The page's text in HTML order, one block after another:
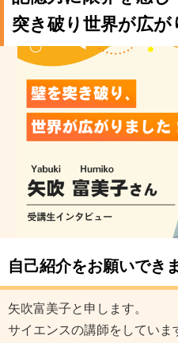
突き破り世界が広が
自己紹介をお願いでき
矢吹富美子と申します。
サイエンスの講師をしていま